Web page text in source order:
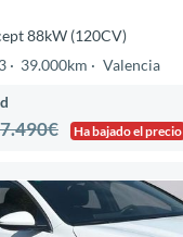
88kW (120CV)
39.000km Valencia
Ha bajado el precio